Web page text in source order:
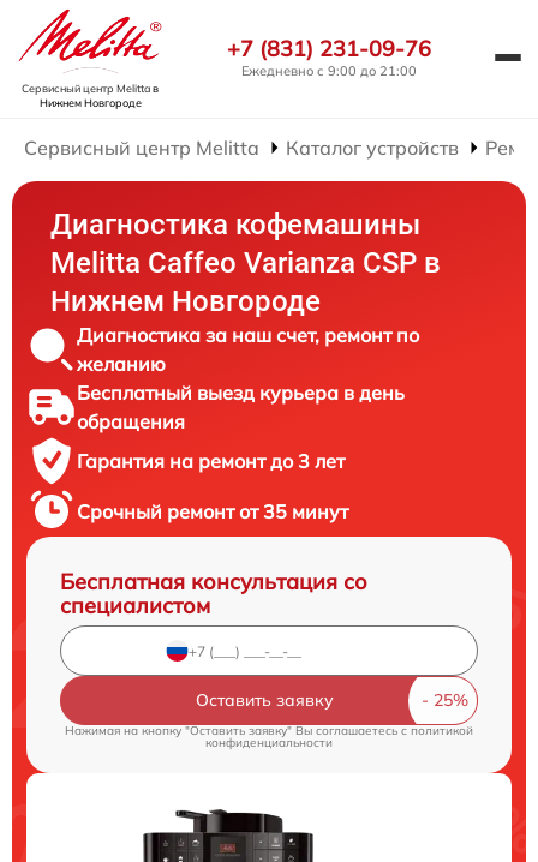
Сервисный центр Melittaв
Нижнем Новгороде
+7 (831) 231-09-76
Ежедневно с 9:00 до 21:00
Сервисный центр Melitta Каталог устройств
Диагностика кофемашины
Melitta Caffeo Varianza CSP в
Нижнем Новгороде
Диагностика за наш счет, ремонт по
желанию
Бесплатный выезд курьера в день
обращения
Гарантия на ремонт до 3 лет
Срочный ремонт от 35 минут
Бесплатная консультация со
специалистом
Оставить заявку
Нажимая на кнопку "Оставить заявку" Вы соглашаетесь cполитикой
конфиденциальности